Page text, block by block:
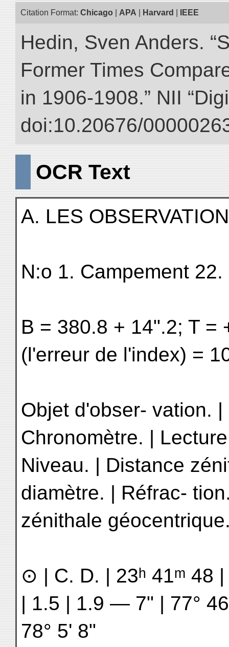
Citation Format: Chicago APA Harvard IEEE
Hedin, Sven Anders.
Former Times
in 1906-1908.” NII
doi:10.20676/
OCR Text
A. LES
N:o 1. Campement
B = 380.8 + 14ʺ.2; T =
(l'erreur de l'index) =
Objet d'obser- vation.
Chronomètre. |
Niveau. | Distance
diamètre. | Réfrac-
zénithale
⊙ | C. D. | 23ʰ 41ᵐ 48 |
| 1.5 | 1.9 — 7ʺ | 77°
78° 5ʹ 8ʺ